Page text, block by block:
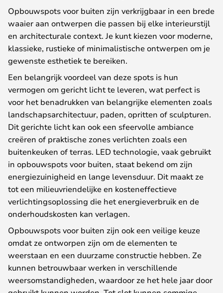
Opbouwspots voor buiten zijn verkrijgbaar in een brede
waaier aan ontwerpen die passen bij elke interieurstijl
en architecturale context. Je kunt kiezen voor moderne,
klassieke, rustieke of minimalistische ontwerpen om je
gewenste esthetiek te bereiken.
Een belangrijk voordeel van deze spots is hun
vermogen om gericht licht te leveren, wat perfect is
voor het benadrukken van belangrijke elementen zoals
landschapsarchitectuur, paden, opritten of sculpturen.
Dit gerichte licht kan ook een sfeervolle ambiance
creëren of praktische zones verlichten zoals een
buitenkeuken of terras. LED technologie, vaak gebruikt
in opbouwspots voor buiten, staat bekend om zijn
energiezuinigheid en lange levensduur. Dit maakt ze
tot een milieuvriendelijke en kosteneffectieve
verlichtingsoplossing die het energieverbruik en de
onderhoudskosten kan verlagen.
Opbouwspots voor buiten zijn ook een veilige keuze
omdat ze ontworpen zijn om de elementen te
weerstaan en een duurzame constructie hebben. Ze
kunnen betrouwbaar werken in verschillende
weersomstandigheden, waardoor ze het hele jaar door